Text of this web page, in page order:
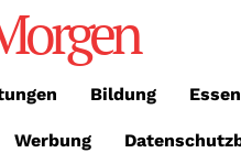
Bildung Essen
Werbung